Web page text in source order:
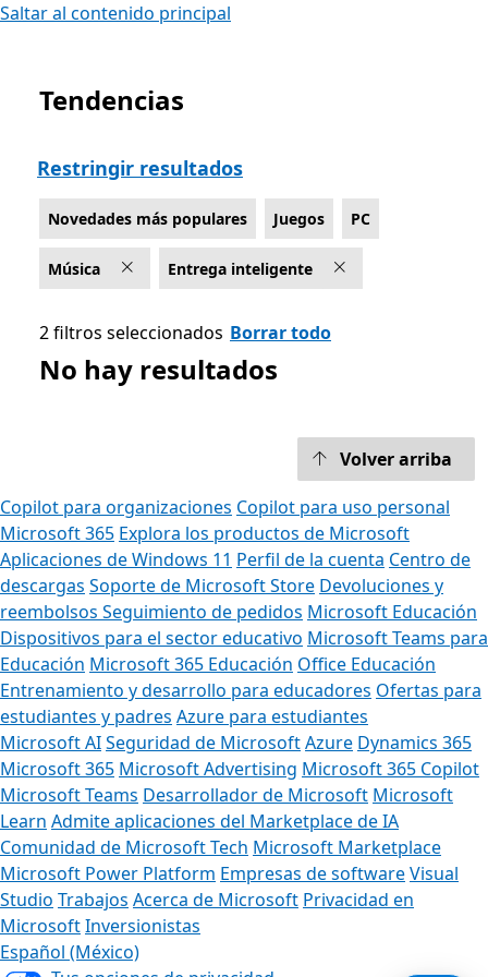
Saltar al contenido principal
Lista Microsoft.com
Tendencias
Restringir resultados
Novedades más populares Juegos PC
Música Entrega inteligente
2 filtros seleccionados Borrar todo
No hay resultados
Volver arriba
Copilot para organizaciones Copilot para uso personal
Microsoft 365 Explora los productos de Microsoft
Aplicaciones de Windows 11 Perfil de la cuenta Centro de
descargas Soporte de Microsoft Store Devoluciones y
reembolsos Seguimiento de pedidos Microsoft Educación
Dispositivos para el sector educativo Microsoft Teams para
Educación Microsoft 365 Educación Office Educación
Entrenamiento y desarrollo para educadores Ofertas para
estudiantes y padres Azure para estudiantes
Microsoft AISeguridad de MicrosoftAzure Dynamics 365
Microsoft 365 Microsoft Advertising Microsoft 365 Copilot
Microsoft Teams Desarrollador de Microsoft Microsoft
Learn Admite aplicaciones del Marketplace de IA
Comunidad de Microsoft Tech Microsoft Marketplace
Microsoft Power Platform Empresas de softwareVisual
Studio Trabajos Acerca de Microsoft Privacidad en
MicrosoftInversionistas
Español (México)